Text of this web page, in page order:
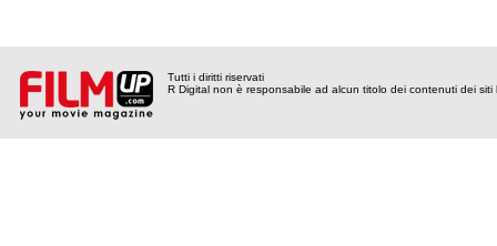
Tutti i diritti riservati
R Digital non è responsabile ad alcun titolo dei contenuti dei siti